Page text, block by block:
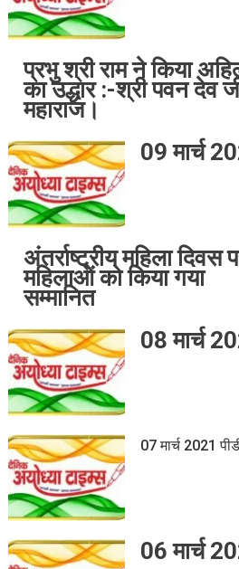
प्रभु श्री राम ने किया
का उद्धार :-श्री पवन देव
महाराज।
09 मार्च
अंतर्राष्ट्रीय महिला दिवस
महिलाओं को किया गया
सम्मानित
08 मार्च
07 मार्च 2021
06 मार्च